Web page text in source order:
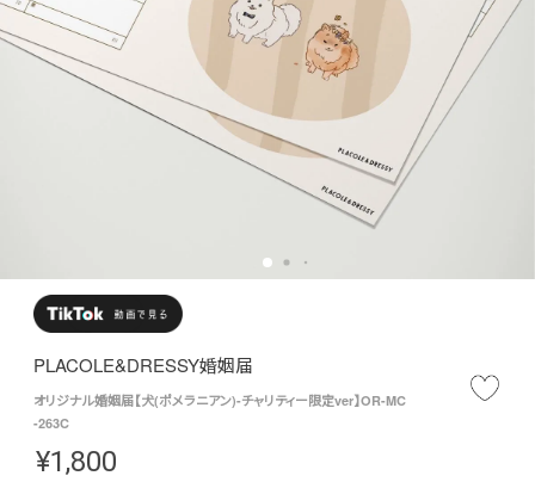
PLACOLE&DRESSY婚姻届
オリジナル婚姻届【犬(ポメラニアン)-チャリティー限定ver】OR-MC
-263C
¥1,800